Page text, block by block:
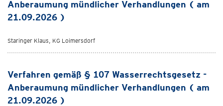
Anberaumung mündlicher Verhandlungen ( am
21.09.2026 )
Staringer Klaus, KG Loimersdorf
Verfahren gemäß § 107 Wasserrechtsgesetz -
Anberaumung mündlicher Verhandlungen ( am
21.09.2026 )